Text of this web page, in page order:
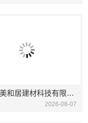
宁波雅美和居建材科技有限公司镇海家装施工对接渠道
2026-08-07